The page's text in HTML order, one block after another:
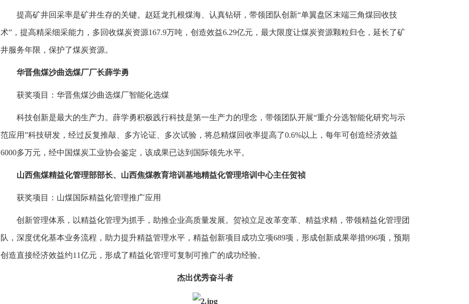
提高矿井回采率是矿井生存的关键。赵廷龙扎根煤海、认真钻研，带领团队创新“单翼盘区末端三角煤回收技
术”，提高精采细采能力，多回收煤炭资源167.9万吨，创造效益6.29亿元，最大限度让煤炭资源颗粒归仓，延长了矿
井服务年限，保护了煤炭资源。
华晋焦煤沙曲选煤厂厂长薛学勇
获奖项目：华晋焦煤沙曲选煤厂智能化选煤
科技创新是最大的生产力。薛学勇积极践行科技是第一生产力的理念，带领团队开展“重介分选智能化研究与示
范应用”科技研发，经过反复推敲、多方论证、多次试验，将总精煤回收率提高了0.6%以上，每年可创造经济效益
6000多万元，经中国煤炭工业协会鉴定，该成果已达到国际领先水平。
山西焦煤精益化管理部部长、山西焦煤教育培训基地精益化管理培训中心主任贺祯
获奖项目：山煤国际精益化管理推广应用
创新管理体系，以精益化管理为抓手，助推企业高质量发展。贺祯立足改革变革、精益求精，带领精益化管理团
队，深度优化基本业务流程，助力提升精益管理水平，精益创新项目成功立项689项，形成创新成果举措996项，预期
创造直接经济效益约11亿元，形成了精益化管理可复制可推广的成功经验。
杰出优秀奋斗者